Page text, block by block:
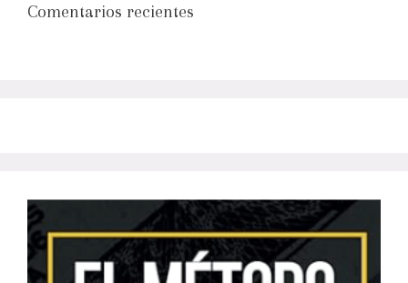
Comentarios recientes